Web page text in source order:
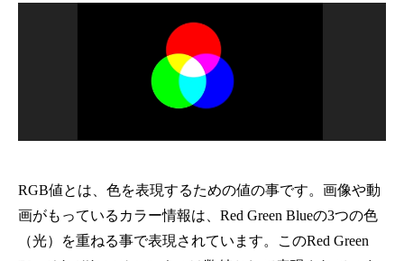
RGB値とは、色を表現するための値の事です。画像や動
画がもっているカラー情報は、Red Green Blueの3つの色
（光）を重ねる事で表現されています。このRed Green